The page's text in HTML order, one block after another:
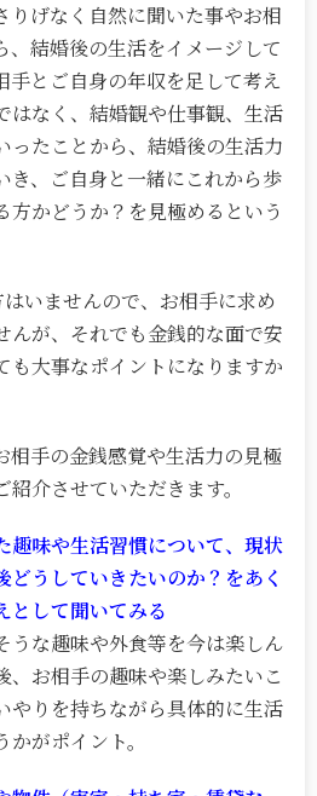
りげなく自然に聞いた事やお相
、結婚後の生活をイメージして
手とご自身の年収を足して考え
はなく、結婚観や仕事観、生活
ったことから、結婚後の生活力
き、ご自身と一緒にこれから歩
方かどうか？を見極めるという
いませんので、お相手に求め
んが、それでも金銭的な面で安
も大事なポイントになりますか
相手の金銭感覚や生活力の見極
介させていただきます。
趣味や生活習慣について、現状
どうしていきたいのか？をあく
として聞いてみる
な趣味や外食等を今は楽しん
、お相手の趣味や楽しみたいこ
やりを持ちながら具体的に生活
がポイント。